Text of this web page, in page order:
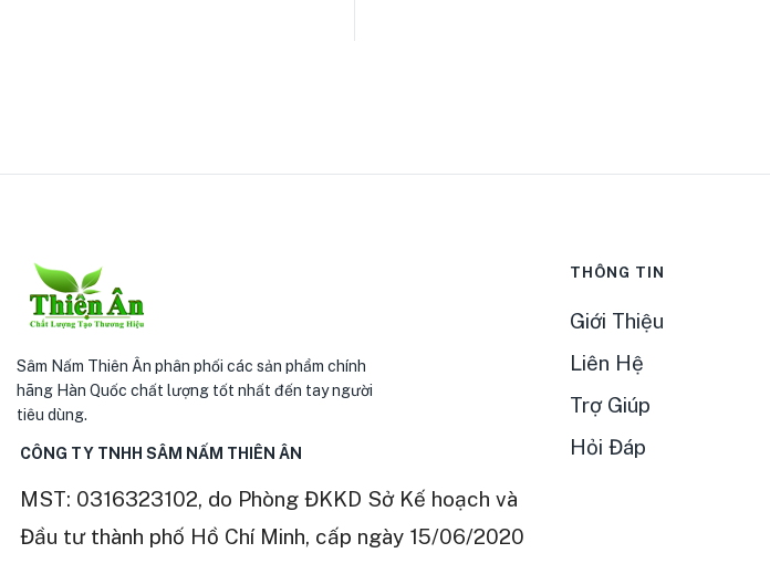
Sâm Nấm Thiên Ân phân phối các sản phẩm chính
hãng Hàn Quốc chất lượng tốt nhất đến tay người
tiêu dùng.
CÔNG TY TNHH SÂM NẤM THIÊN ÂN
MST: 0316323102, do Phòng ĐKKD Sở Kế hoạch và
Đầu tư thành phố Hồ Chí Minh, cấp ngày 15/06/2020
THÔNG TIN
Giới Thiệu
Liên Hệ
Trợ Giúp
Hỏi Đáp